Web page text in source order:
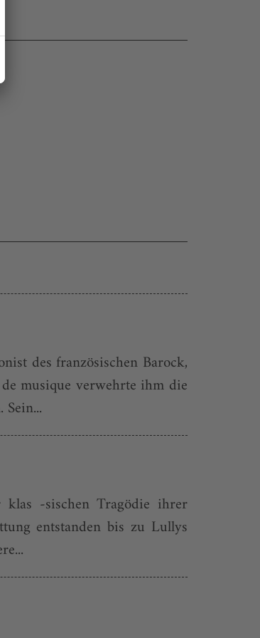
des französischen Barock,
musique verwehrte ihm die
-sischen Tragödie ihrer
entstanden bis zu Lullys